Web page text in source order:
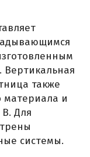
Вертикальная
также
материала и
Для
системы.